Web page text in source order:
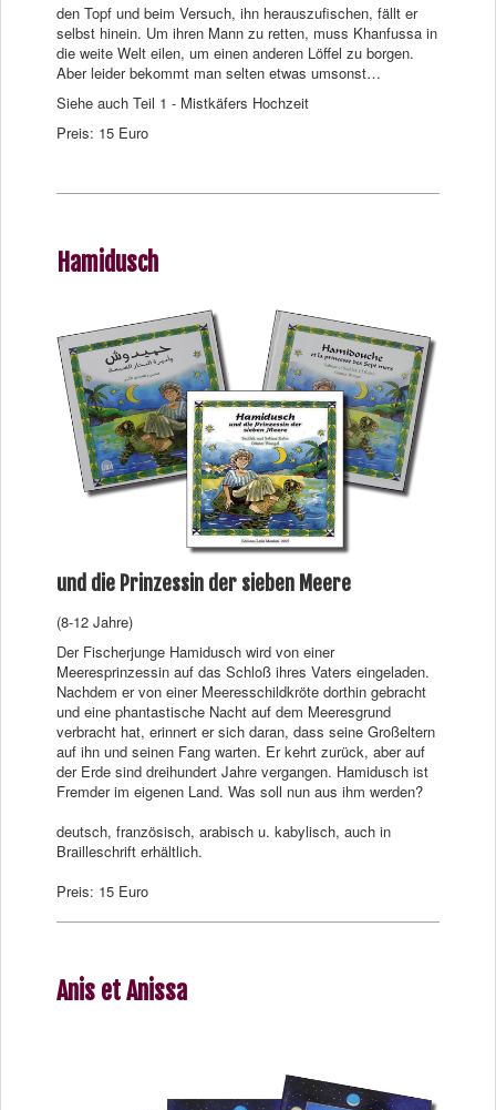
den Topf und beim Versuch, ihn herauszufischen, fällt er
selbst hinein. Um ihren Mann zu retten, muss Khanfussa in
die weite Welt eilen, um einen anderen Löffel zu borgen.
Aber leider bekommt man selten etwas umsonst…
Siehe auch Teil 1 - Mistkäfers Hochzeit
Preis: 15 Euro
Hamidusch
und die Prinzessin der sieben Meere
(8-12 Jahre)
Der Fischerjunge Hamidusch wird von einer
Meeresprinzessin auf das Schloß ihres Vaters eingeladen.
Nachdem er von einer Meeresschildkröte dorthin gebracht
und eine phantastische Nacht auf dem Meeresgrund
verbracht hat, erinnert er sich daran, dass seine Großeltern
auf ihn und seinen Fang warten. Er kehrt zurück, aber auf
der Erde sind dreihundert Jahre vergangen. Hamidusch ist
Fremder im eigenen Land. Was soll nun aus ihm werden?
deutsch, französisch, arabisch u. kabylisch, auch in
Brailleschrift erhältlich.
Preis: 15 Euro
Anis et Anissa